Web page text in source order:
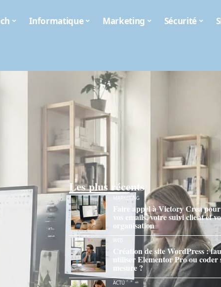
Informatique Marketing Sécurité
Les plus récents
MARKETING
Faire appel à Victory Crea
vos emails, votre suivi client et
organisation
WEB
Création de site WordPress :
utiliser Elementor Pro ou coder
mesure ?
ACTU